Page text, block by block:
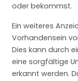
oder bekommst.
Ein weiteres
Vorhandensein
Dies kann durch
eine sorgfältige
erkannt werden.